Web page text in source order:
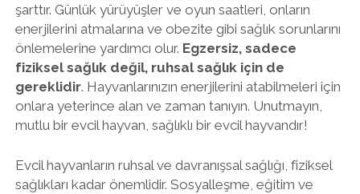
şarttır. Günlük yürüyüşler ve oyun saatleri, onların
enerjilerini atmalarına ve obezite gibi sağlık sorunlarını
önlemelerine yardımcı olur. Egzersiz, sadece
fiziksel sağlık değil, ruhsal sağlık için de
gereklidir. Hayvanlarınızın enerjilerini atabilmeleri için
onlara yeterince alan ve zaman tanıyın. Unutmayın,
mutlu bir evcil hayvan, sağlıklı bir evcil hayvandır!
Evcil hayvanların ruhsal ve davranışsal sağlığı, fiziksel
sağlıkları kadar önemlidir. Sosyalleşme, eğitim ve